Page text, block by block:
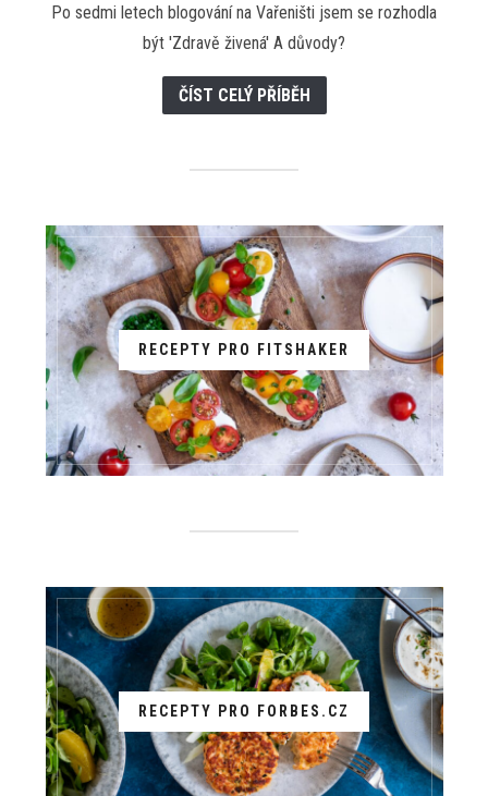
Po sedmi letech blogování na Vařeništi jsem se rozhodla
být 'Zdravě živená' A důvody?
ČÍST CELÝ PŘÍBĚH
RECEPTY PRO FITSHAKER
RECEPTY PRO FORBES.CZ